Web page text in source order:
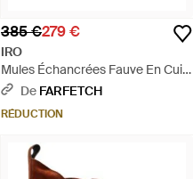
385 €279 €
IRO
Mules Échancrées Fauve En Cuir
- Blanc
De FARFETCH
RÉDUCTION